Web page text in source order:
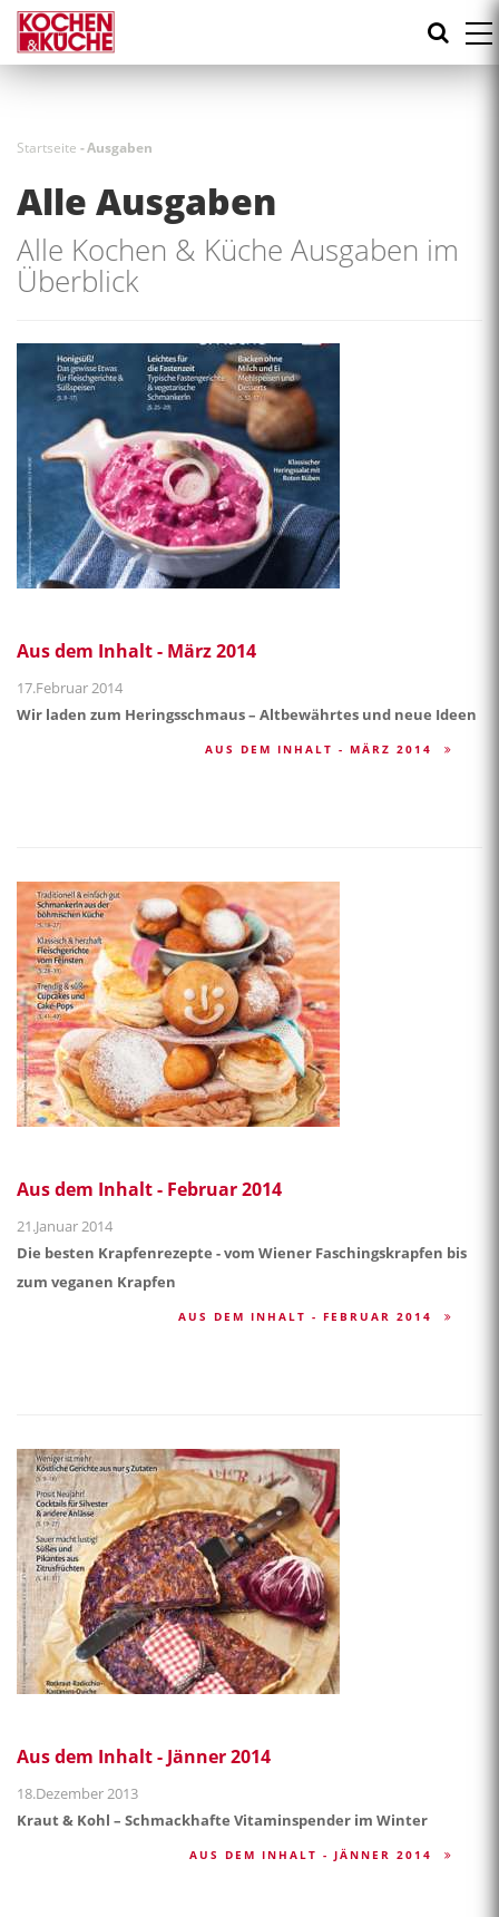
Direkt
zum
Inhalt
Startseite -Ausgaben
Alle Ausgaben
Alle Kochen & Küche Ausgaben im
Überblick
Aus dem Inhalt - März 2014
17.Februar 2014
Wir laden zum Heringsschmaus – Altbewährtes und neue Ideen
AUS DEM INHALT - MÄRZ 2014
Aus dem Inhalt - Februar 2014
21.Januar 2014
Die besten Krapfenrezepte - vom Wiener Faschingskrapfen bis
zum veganen Krapfen
AUS DEM INHALT - FEBRUAR 2014
Aus dem Inhalt - Jänner 2014
18.Dezember 2013
Kraut & Kohl – Schmackhafte Vitaminspender im Winter
AUS DEM INHALT - JÄNNER 2014